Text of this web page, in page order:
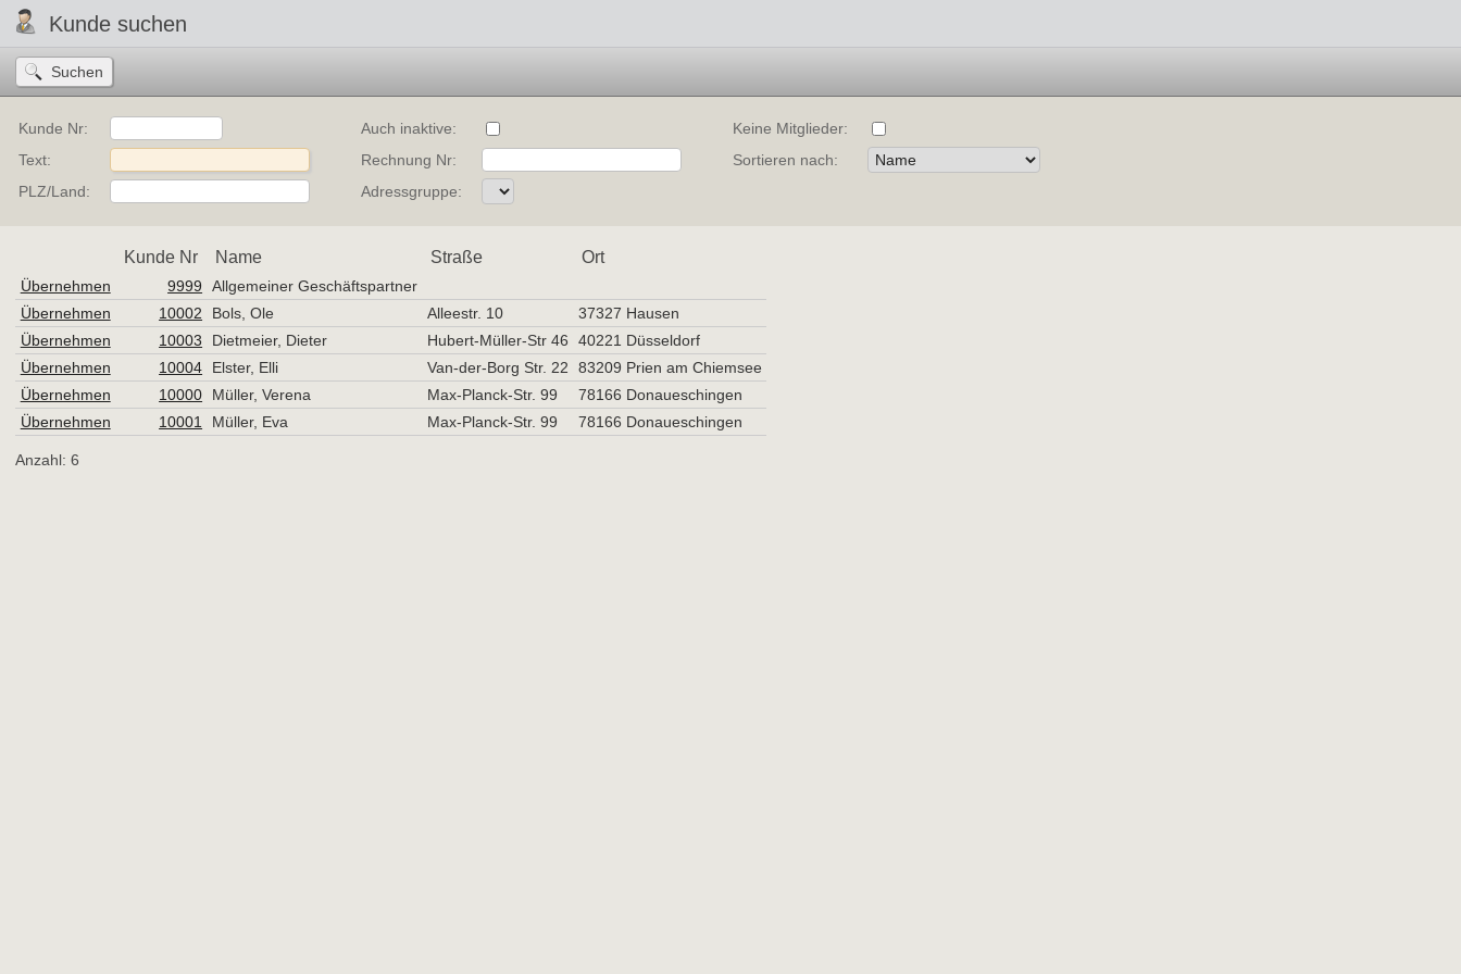
Kunde suchen
Kunde Nr: Auch inaktive:
Keine Mitglieder:
Text:
Rechnung Nr:
Sortieren nach:
PLZ/Land:
Adressgruppe:
Kunde Nr Name Straße Ort
Übernehmen 9999
Allgemeiner Geschäftspartner
Übernehmen
10002 Bols, Ole Alleestr. 10
37327 Hausen
Übernehmen
10003 Dietmeier, Dieter Hubert-Müller-Str 46
40221 Düsseldorf
Übernehmen
10004 Elster, Elli Van-der-Borg Str. 22
83209 Prien am Chiemsee
Übernehmen
10000 Müller, Verena Max-Planck-Str. 99
78166 Donaueschingen
Übernehmen
10001 Müller, Eva Max-Planck-Str. 99 78166 Donaueschingen
Anzahl: 6